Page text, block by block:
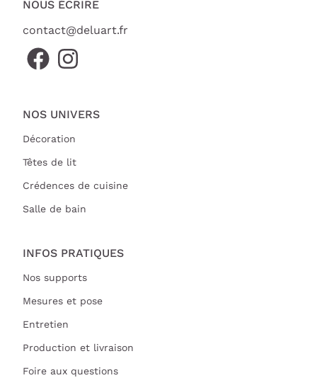
NOUS ÉCRIRE
contact@deluart.fr
NOS UNIVERS
Décoration
Têtes de lit
Crédences de cuisine
Salle de bain
INFOS PRATIQUES
Nos supports
Mesures et pose
Entretien
Production et livraison
Foire aux questions